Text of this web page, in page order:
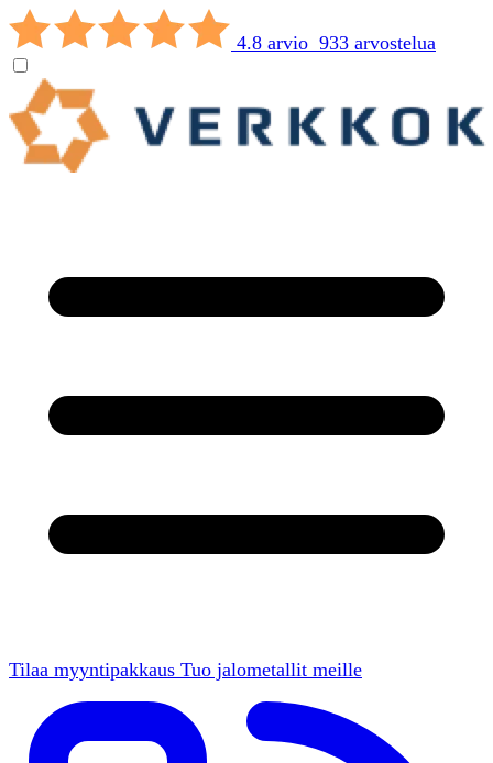
4.8 arvio 933 arvostelua
Tilaa myyntipakkaus Tuo jalometallit meille